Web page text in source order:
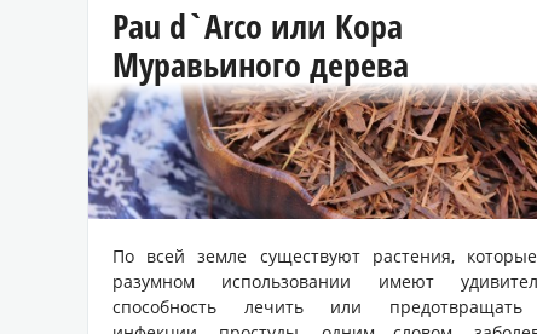
Pau d`Arco или Кора
Муравьиного дерева
По всей земле существуют растения,
разумном использовании имеют
способность лечить или